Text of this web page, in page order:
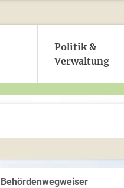
Politik &
Verwaltung
Behördenwegweiser